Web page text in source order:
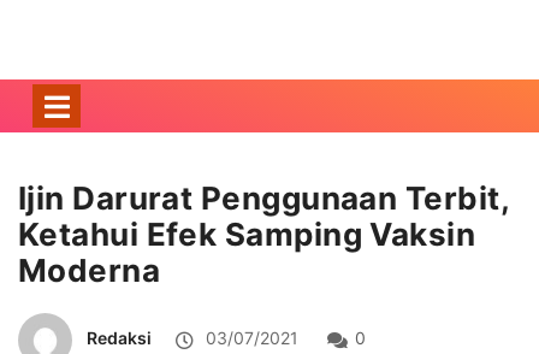
Ijin Darurat Penggunaan Terbit,
Ketahui Efek Samping Vaksin
Moderna
Redaksi 03/07/2021 0